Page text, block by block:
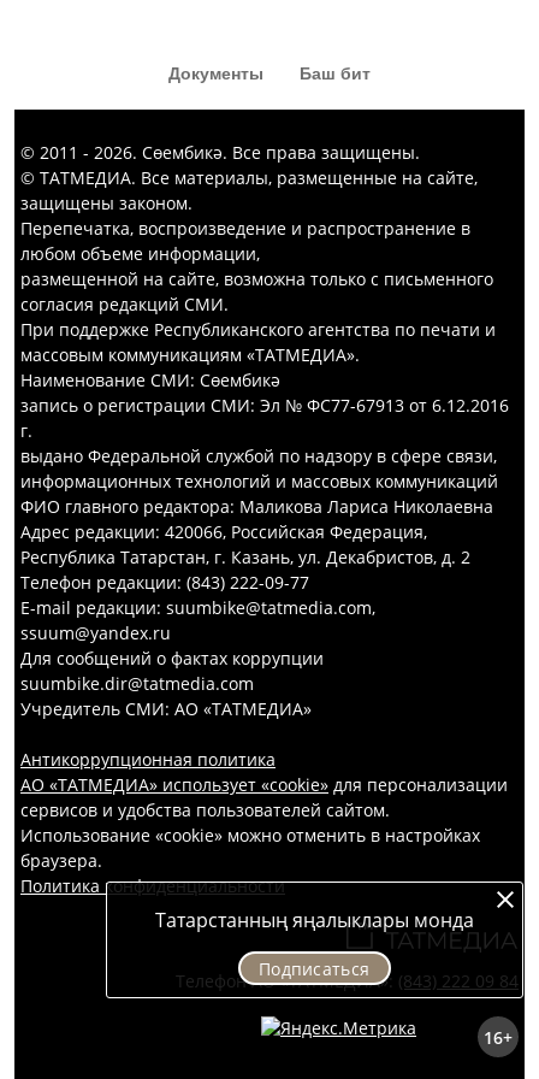
Татарстанның яңалыклары монда
Подписаться
Документы Баш бит
© 2011 - 2026. Сөембикә. Все права защищены.
© ТАТМЕДИА. Все материалы, размещенные на сайте,
защищены законом.
Перепечатка, воспроизведение и распространение в
любом объеме информации,
размещенной на сайте, возможна только с письменного
согласия редакций СМИ.
При поддержке Республиканского агентства по печати и
массовым коммуникациям «ТАТМЕДИА».
Наименование СМИ: Сөембикә
запись о регистрации СМИ: Эл № ФС77-67913 от 6.12.2016
г.
выдано Федеральной службой по надзору в сфере связи,
информационных технологий и массовых коммуникаций
ФИО главного редактора: Маликова Лариса Николаевна
Адрес редакции: 420066, Российская Федерация,
Республика Татарстан, г. Казань, ул. Декабристов, д. 2
Телефон редакции: (843) 222-09-77
E-mail редакции: suumbike@tatmedia.com,
ssuum@yandex.ru
Для сообщений о фактах коррупции
suumbike.dir@tatmedia.com
Учредитель СМИ: АО «ТАТМЕДИА»
Антикоррупционная политика
АО «ТАТМЕДИА» использует «cookie» для персонализации
сервисов и удобства пользователей сайтом.
Использование «cookie» можно отменить в настройках
браузера.
Политика конфиденциальности
Телефон АО «ТАТМЕДИА»: (843) 222 09 84
16+